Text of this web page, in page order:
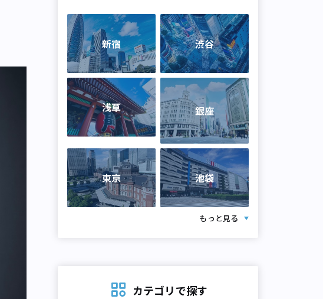
新宿 渋谷
浅草 銀座
東京 池袋
もっと見る
カテゴリで探す